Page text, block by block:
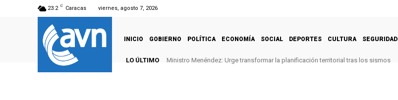
23.2 C Caracas viernes, agosto 7, 2026
INICIO GOBIERNO POLÍTICA ECONOMÍA SOCIAL DEPORTES CULTURA SEGURIDAD
LO ÚLTIMO Ministro Menéndez: Urge transformar la planificación territorial tras los sismos